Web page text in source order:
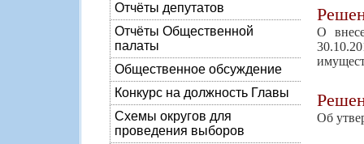
Отчёты депутатов
Отчёты Общественной
палаты
Общественное обсуждение
Конкурс на должность Главы
Схемы округов для
проведения выборов
О
Об